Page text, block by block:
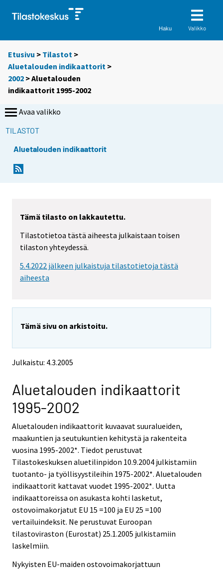
Haku Valikko
Etusivu > Tilastot >
Aluetalouden indikaattorit >
2002 > Aluetalouden
indikaattorit 1995-2002
Avaa valikko
TILASTOT
Aluetalouden indikaattorit
Tämä tilasto on lakkautettu.
Tilastotietoa tästä aiheesta julkaistaan toisen
tilaston yhteydessä.
5.4.2022 jälkeen julkaistuja tilastotietoja tästä
aiheesta
Tämä sivu on arkistoitu.
Julkaistu: 4.3.2005
Aluetalouden indikaattorit
1995-2002
Aluetalouden indikaattorit kuvaavat suuralueiden,
maakuntien ja seutukuntien kehitystä ja rakenteita
vuosina 1995-2002*. Tiedot perustuvat
Tilastokeskuksen aluetilinpidon 10.9.2004 julkistamiin
tuotanto- ja työllisyystileihin 1975-2002*. Aluetalouden
indikaattorit kattavat vuodet 1995-2002*. Uutta
indikaattoreissa on asukasta kohti lasketut,
ostovoimakorjatut EU 15 =100 ja EU 25 =100
vertailuindeksit. Ne perustuvat Euroopan
tilastoviraston (Eurostat) 25.1.2005 julkistamiin
laskelmiin.
Nykyisten EU-maiden ostovoimakorjattuun